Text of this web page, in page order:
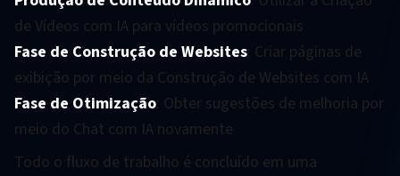
de Vídeos com IA para vídeos promocionais
Fase de Construção de Websites: Criar páginas de
exibição por meio da Construção de Websites com IA
Fase de Otimização: Obter sugestões de melhoria por
meio do Chat com IA novamente
Todo o fluxo de trabalho é concluído em uma